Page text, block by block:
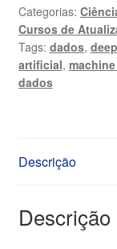
com
Orange
-
Predição,
Precisão
Categorias:
Cursos de
Tags: dados,
artificial,
dados
Descrição
Descrição